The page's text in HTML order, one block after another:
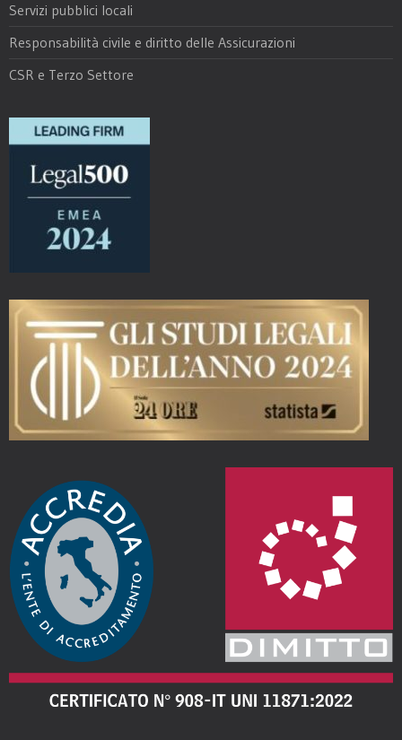
Servizi pubblici locali
Responsabilità civile e diritto delle Assicurazioni
CSR e Terzo Settore